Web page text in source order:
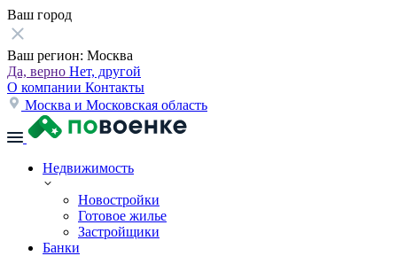
Ваш город
Ваш регион: Москва
Да, верно Нет, другой
О компании Контакты
Москва и Московская область
Недвижимость
Новостройки
Готовое жилье
Застройщики
Банки